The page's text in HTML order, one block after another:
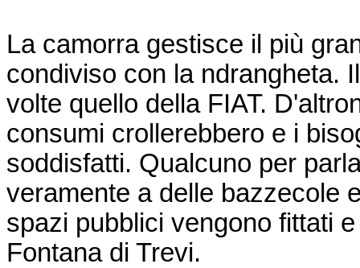
La camorra gestisce il più
condiviso con la ndrangheta.
volte quello della FIAT.
consumi crollerebbero e i
soddisfatti. Qualcuno per
veramente a delle bazzecole
spazi pubblici vengono fittati
Fontana di Trevi.